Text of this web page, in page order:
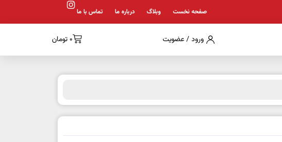
صفحه نخست وبلاگ درباره ما تماس با ما
ورود / عضویت 0 تومان